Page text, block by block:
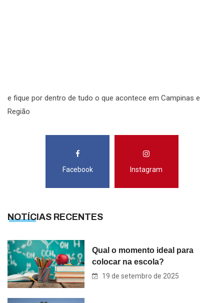
e fique por dentro de tudo o que acontece em Campinas e
Região
Facebook Instagram
NOTÍCIAS RECENTES
Qual o momento ideal para
colocar na escola?
19 de setembro de 2025